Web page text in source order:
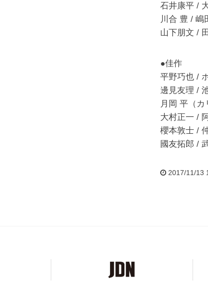
石井康平 /
川合 豊 / 嶋
山下朋文 /
●佳作
平野巧也 /
邊見友理 /
月岡 平（カ
大村正一 /
櫻本敦士 /
國友拓郎 /
2017/11/13